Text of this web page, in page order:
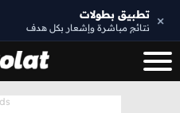
× تطبيق بطولات
نتائج مباشرة وإشعار بكل هدف